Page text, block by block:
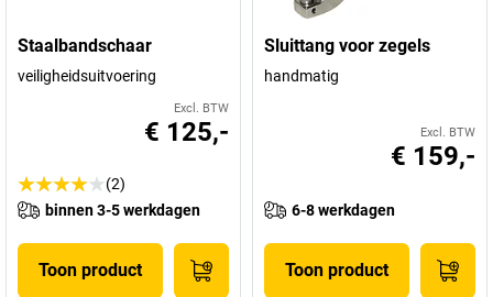
Staalbandschaar
veiligheidsuitvoering
Excl. BTW
€ 125,-
(2)
binnen 3-5 werkdagen
Toon product
Sluittang voor zegels
handmatig
Excl. BTW
€ 159,-
6-8 werkdagen
Toon product